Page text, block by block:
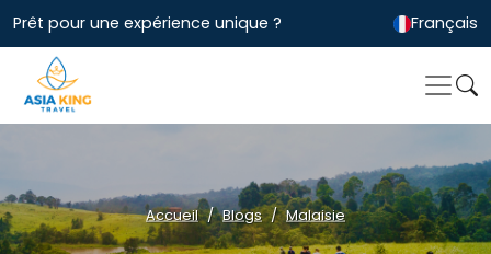
Prêt pour une expérience unique ? Français
Accueil Blogs Malaisie